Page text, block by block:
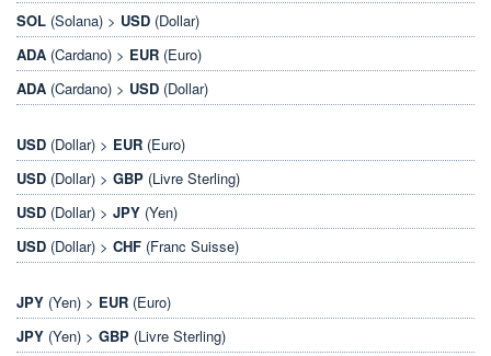
SOL (Solana) > USD (Dollar)
ADA (Cardano) > EUR (Euro)
ADA (Cardano) > USD (Dollar)
USD (Dollar) > EUR (Euro)
USD (Dollar) > GBP (Livre Sterling)
USD (Dollar) > JPY (Yen)
USD (Dollar) > CHF (Franc Suisse)
JPY (Yen) > EUR (Euro)
JPY (Yen) > GBP (Livre Sterling)